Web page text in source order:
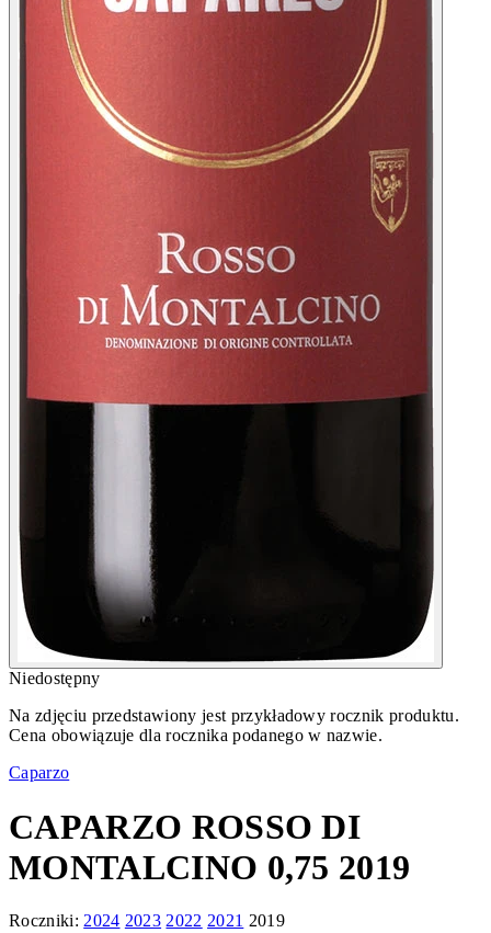
Niedostępny
Na zdjęciu przedstawiony jest przykładowy rocznik produktu.
Cena obowiązuje dla rocznika podanego w nazwie.
Caparzo
CAPARZO ROSSO DI
MONTALCINO 0,75 2019
Roczniki: 2024 2023 2022 2021 2019